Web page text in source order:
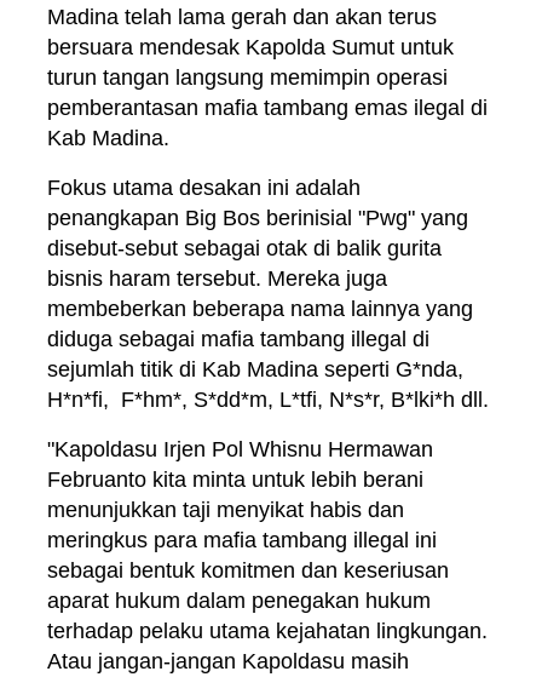
Madina telah lama gerah dan akan terus
bersuara mendesak Kapolda Sumut untuk
turun tangan langsung memimpin operasi
pemberantasan mafia tambang emas ilegal di
Kab Madina.
Fokus utama desakan ini adalah
penangkapan Big Bos berinisial "Pwg" yang
disebut-sebut sebagai otak di balik gurita
bisnis haram tersebut. Mereka juga
membeberkan beberapa nama lainnya yang
diduga sebagai mafia tambang illegal di
sejumlah titik di Kab Madina seperti G*nda,
H*n*fi, F*hm*, S*dd*m, L*tfi, N*s*r, B*lki*h dll.
"Kapoldasu Irjen Pol Whisnu Hermawan
Februanto kita minta untuk lebih berani
menunjukkan taji menyikat habis dan
meringkus para mafia tambang illegal ini
sebagai bentuk komitmen dan keseriusan
aparat hukum dalam penegakan hukum
terhadap pelaku utama kejahatan lingkungan.
Atau jangan-jangan Kapoldasu masih